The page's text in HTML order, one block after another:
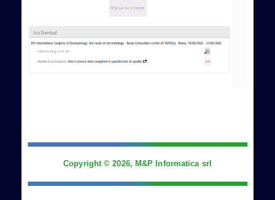
Copyright © 2026, M&P Informatica srl